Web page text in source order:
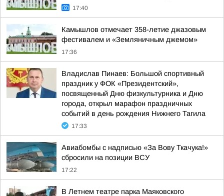
17:40
Камышлов отмечает 358-летие джазовым
фестивалем и «Земляничным джемом»
17:36
Владислав Пинаев: Большой спортивный
праздник у ФОК «Президентский»,
посвященный Дню физкультурника и Дню
города, открыл марафон праздничных
событий в день рождения Нижнего Тагила
17:33
Авиабомбы с надписью «За Вову Ткачука!»
сбросили на позиции ВСУ
17:22
В Летнем театре парка Маяковского